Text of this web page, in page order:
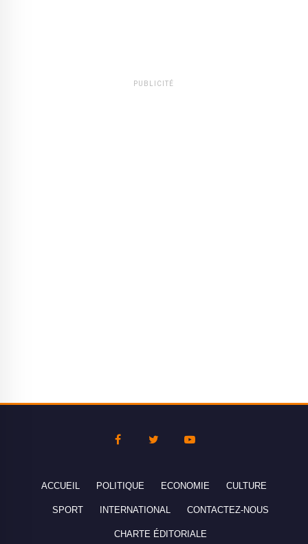
PUBLICITÉ
ACCUEIL POLITIQUE ECONOMIE CULTURE
SPORT INTERNATIONAL CONTACTEZ-NOUS
CHARTE ÉDITORIALE